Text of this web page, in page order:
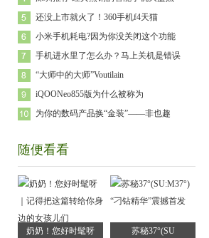
还没上市就火了！360手机f4天猫
小米手机耗电?因为你没关闭这个功能
手机进水里了怎么办？马上关机是错误
“大师中的大师”Voutilain
iQOONeo855版为什么被称为
为你的数码产品换“金装”——非也趣
随便看看
奶奶！您好时髦呀 苏秘37°(SU